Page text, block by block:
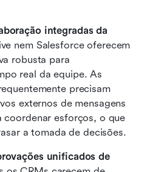
integradas da
nem Salesforce oferecem
robusta para
real da equipe. As
precisam
externos de mensagens
coordenar esforços, o que
a tomada de decisões.
unificados de